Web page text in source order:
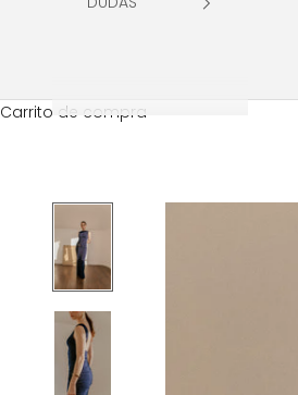
Carrito de compra